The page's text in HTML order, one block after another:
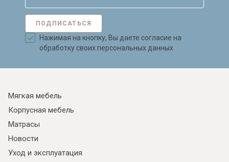
ПОДПИСАТЬСЯ
Нажимая на кнопку, Вы даете согласие на
обработку своих персональных данных
Мягкая мебель
Корпусная мебель
Матрасы
Новости
Уход и эксплуатация